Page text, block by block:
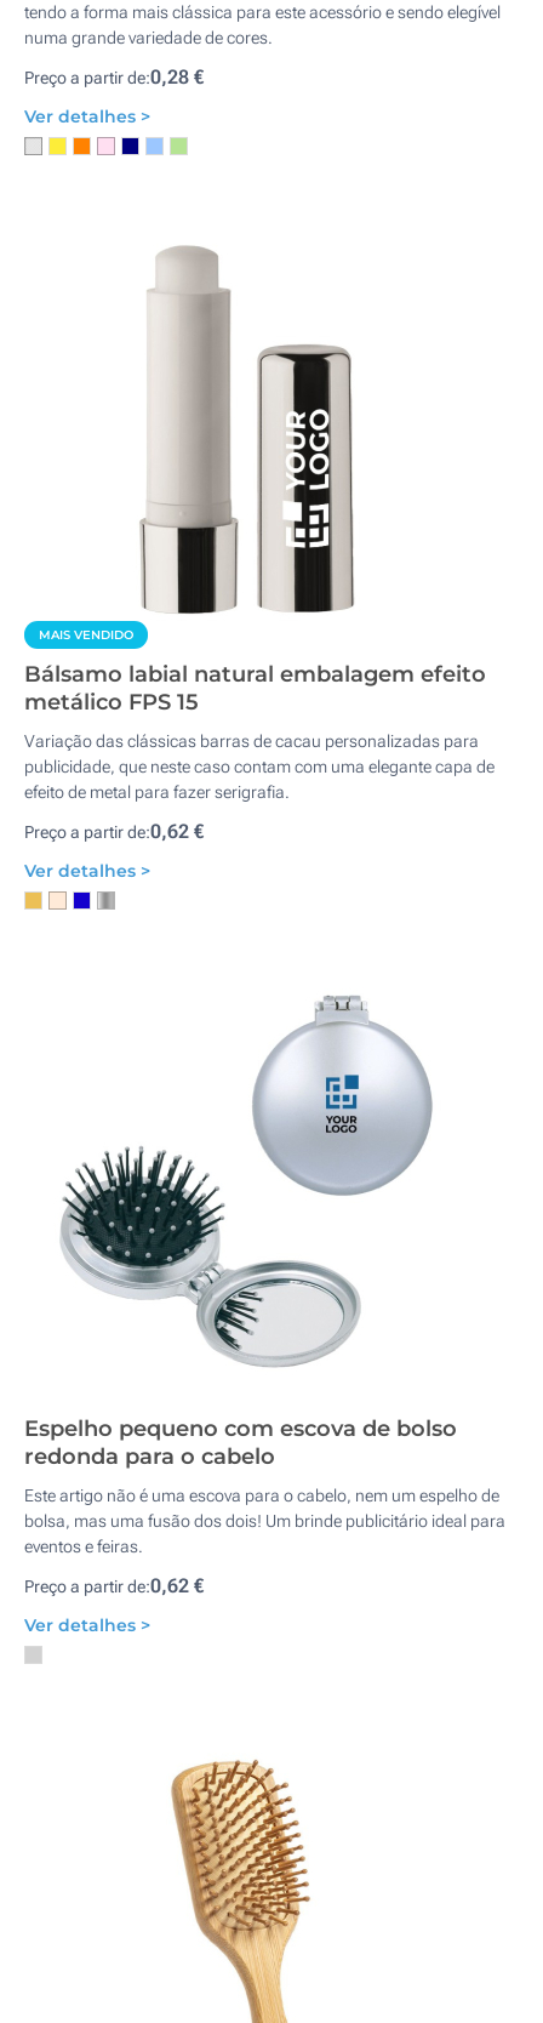
tendo a forma mais clássica para este acessório e sendo elegível
numa grande variedade de cores.
Preço a partir de:0,28 €
Ver detalhes >
MAIS VENDIDO
Bálsamo labial natural embalagem efeito
metálico FPS 15
Variação das clássicas barras de cacau personalizadas para
publicidade, que neste caso contam com uma elegante capa de
efeito de metal para fazer serigrafia.
Preço a partir de:0,62 €
Ver detalhes >
Espelho pequeno com escova de bolso
redonda para o cabelo
Este artigo não é uma escova para o cabelo, nem um espelho de
bolsa, mas uma fusão dos dois! Um brinde publicitário ideal para
eventos e feiras.
Preço a partir de:0,62 €
Ver detalhes >